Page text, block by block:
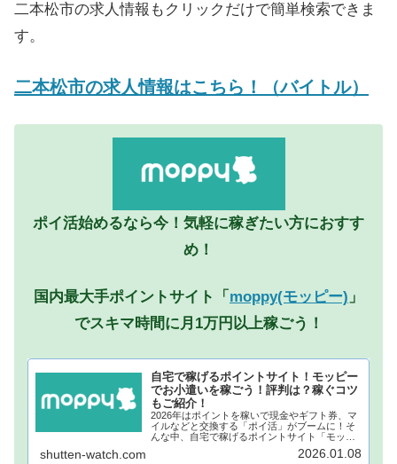
二本松市の求人情報もクリックだけで簡単検索できま
す。
二本松市の求人情報はこちら！（バイトル）
ポイ活始めるなら今！気軽に稼ぎたい方におすす
め！
国内最大手ポイントサイト「 moppy(モッピー) 」
でスキマ時間に月1万円以上稼ごう！
自宅で稼げるポイントサイト！モッピー
でお小遣いを稼ごう！評判は？稼ぐコツ
もご紹介！
2026年はポイントを稼いで現金やギフト券、マ
イルなどと交換する「ポイ活」がブームに！そ
んな中、自宅で稼げるポイントサイト「モッピ
ー」が注目されています！モッピーに登録し、
自宅でポイントを稼げば、あなたも月1万円稼ぐ
shutten-watch.com 2026.01.08